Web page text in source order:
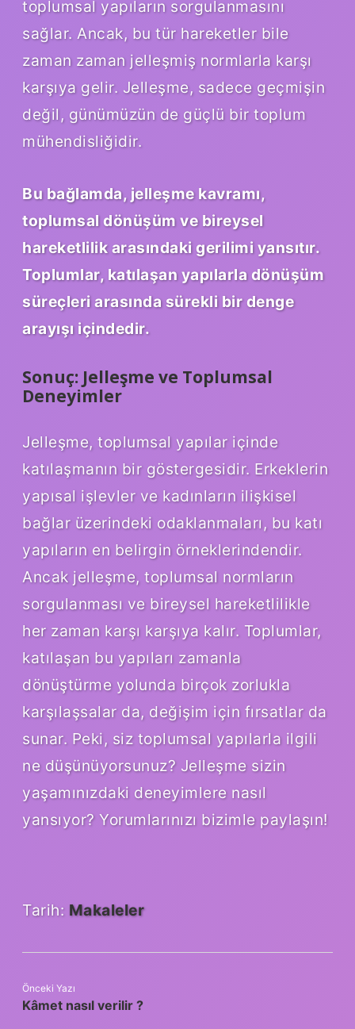
toplumsal yapıların sorgulanmasını
sağlar. Ancak, bu tür hareketler bile
zaman zaman jelleşmiş normlarla karşı
karşıya gelir. Jelleşme, sadece geçmişin
değil, günümüzün de güçlü bir toplum
mühendisliğidir.
Bu bağlamda, jelleşme kavramı,
toplumsal dönüşüm ve bireysel
hareketlilik arasındaki gerilimi yansıtır.
Toplumlar, katılaşan yapılarla dönüşüm
süreçleri arasında sürekli bir denge
arayışı içindedir.
Sonuç: Jelleşme ve Toplumsal
Deneyimler
Jelleşme, toplumsal yapılar içinde
katılaşmanın bir göstergesidir. Erkeklerin
yapısal işlevler ve kadınların ilişkisel
bağlar üzerindeki odaklanmaları, bu katı
yapıların en belirgin örneklerindendir.
Ancak jelleşme, toplumsal normların
sorgulanması ve bireysel hareketlilikle
her zaman karşı karşıya kalır. Toplumlar,
katılaşan bu yapıları zamanla
dönüştürme yolunda birçok zorlukla
karşılaşsalar da, değişim için fırsatlar da
sunar. Peki, siz toplumsal yapılarla ilgili
ne düşünüyorsunuz? Jelleşme sizin
yaşamınızdaki deneyimlere nasıl
yansıyor? Yorumlarınızı bizimle paylaşın!
Tarih: Makaleler
Önceki Yazı
Kâmet nasıl verilir ?